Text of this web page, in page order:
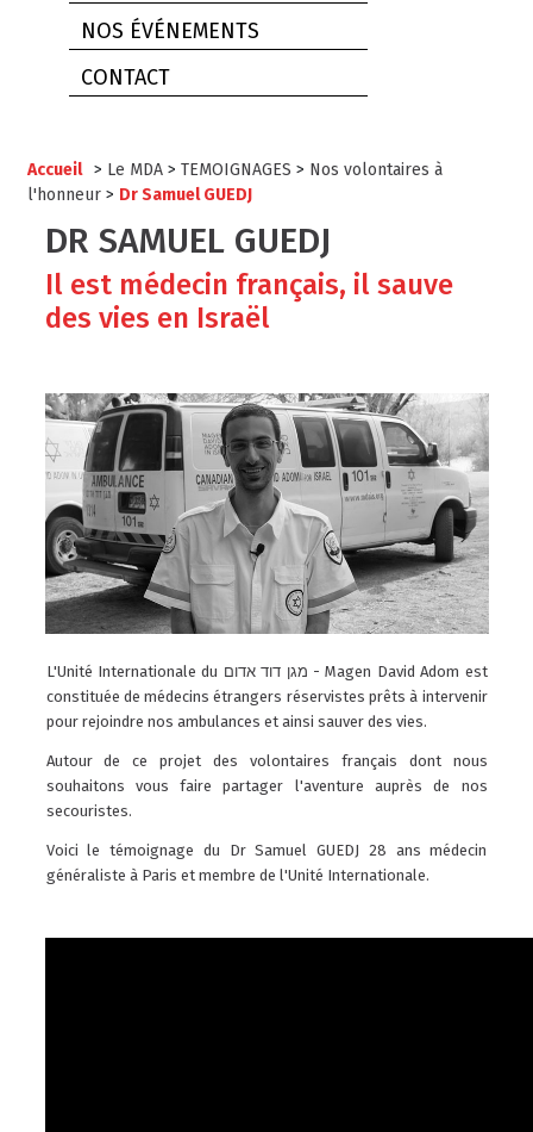
NOS ÉVÉNEMENTS
CONTACT
Accueil > Le MDA> TEMOIGNAGES > Nos volontaires à
l'honneur> Dr Samuel GUEDJ
DR SAMUEL GUEDJ
Il est médecin français, il sauve
des vies en Israël
L'Unité Internationale du מגן דוד אדום - Magen David Adom est
constituée de médecins étrangers réservistes prêts à intervenir
pour rejoindre nos ambulances et ainsi sauver des vies.
Autour de ce projet des volontaires français dont nous
souhaitons vous faire partager l'aventure auprès de nos
secouristes.
Voici le témoignage du Dr Samuel GUEDJ 28 ans médecin
généraliste à Paris et membre de l'Unité Internationale.